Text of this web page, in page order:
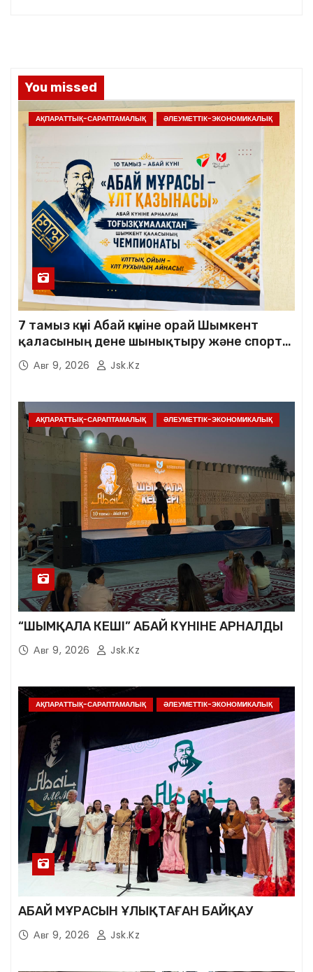
You missed
АҚПАРАТТЫҚ-САРАПТАМАЛЫҚ ӘЛЕУМЕТТІК-ЭКОНОМИКАЛЫҚ
7 тамыз күні Абай күніне орай Шымкент
қаласының дене шынықтыру және спорт
басқармасы мен Шымкент қаласының
тоғызқұмалақ федерациясының
тоғызқұмалақтан «Абай мұрасы – ұлт
қазынасы» атты Шымкент қаласының
чемпионаты өтті.
Авг 9, 2026 Jsk.kz
АҚПАРАТТЫҚ-САРАПТАМАЛЫҚ ӘЛЕУМЕТТІК-ЭКОНОМИКАЛЫҚ
“ШЫМҚАЛА КЕШІ” АБАЙ КҮНІНЕ АРНАЛДЫ
Авг 9, 2026 Jsk.kz
АҚПАРАТТЫҚ-САРАПТАМАЛЫҚ ӘЛЕУМЕТТІК-ЭКОНОМИКАЛЫҚ
АБАЙ МҰРАСЫН ҰЛЫҚТАҒАН БАЙҚАУ
Авг 9, 2026 Jsk.kz